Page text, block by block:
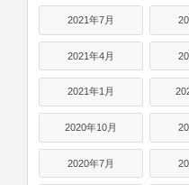
2021年7月
2021年4月
2021年1月
2020年10月
2020年7月